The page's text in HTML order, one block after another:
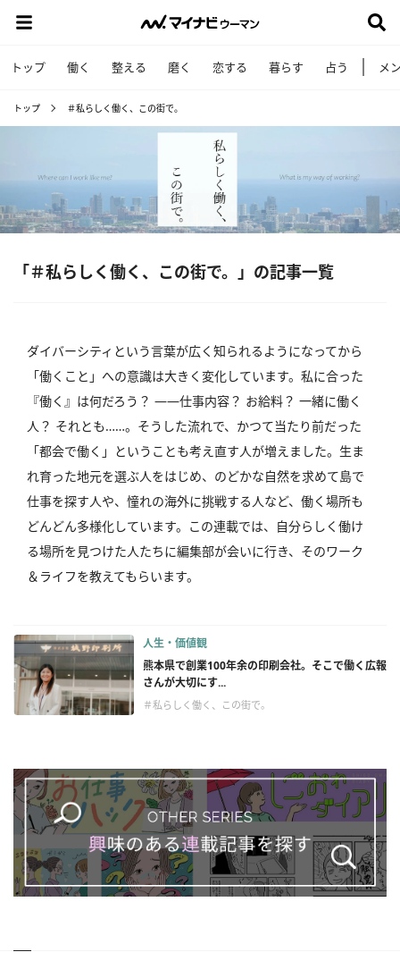
トップ 働く 整える 磨く 恋する 暮らす 占う メ
トップ ＃私らしく働く、この街で。
「＃私らしく働く、この街で。」の記事一覧
ダイバーシティという言葉が広く知られるようになってから
「働くこと」への意識は大きく変化しています。私に合った
『働く』は何だろう？ ――仕事内容？ お給料？ 一緒に働く
人？ それとも……。そうした流れで、かつて当たり前だった
「都会で働く」ということも考え直す人が増えました。生ま
れ育った地元を選ぶ人をはじめ、のどかな自然を求めて島で
仕事を探す人や、憧れの海外に挑戦する人など、働く場所も
どんどん多様化しています。この連載では、自分らしく働け
る場所を見つけた人たちに編集部が会いに行き、そのワーク
＆ライフを教えてもらいます。
人生・価値観
熊本県で創業100年余の印刷会社。そこで働く広報
さんが大切にす...
＃私らしく働く、この街で。